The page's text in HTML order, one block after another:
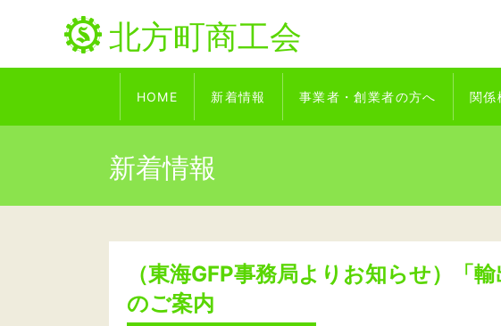
北方町商工会
HOME 新着情報 事業者・創業者の方へ 関係
新着情報
（東海GFP事務局よりお知らせ）「
のご案内